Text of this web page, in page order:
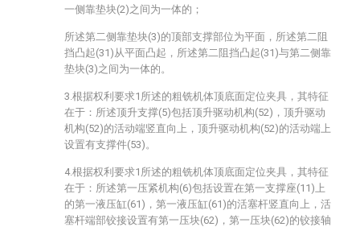
一侧靠垫块(2)之间为一体的；
所述第二侧靠垫块(3)的顶部支撑部位为平面，所述第二阻
挡凸起(31)从平面凸起，所述第二阻挡凸起(31)与第二侧靠
垫块(3)之间为一体的。
3.根据权利要求1所述的粗铣机体顶底面定位夹具，其特征
在于：所述顶升支撑(5)包括顶升驱动机构(52)，顶升驱动
机构(52)的活动端竖直向上，顶升驱动机构(52)的活动端上
设置有支撑件(53)。
4.根据权利要求1所述的粗铣机体顶底面定位夹具，其特征
在于：所述第一压紧机构(6)包括设置在第一支撑座(11)上
的第一液压缸(61)，第一液压缸(61)的活塞杆竖直向上，活
塞杆端部铰接设置有第一压块(62)，第一压块(62)的铰接轴